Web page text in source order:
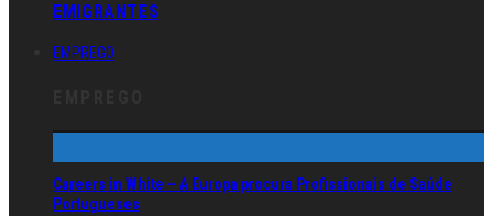
EMIGRANTES
EMPREGO
Careers in White – A Europa procura Profissionais de Saúde
Portugueses